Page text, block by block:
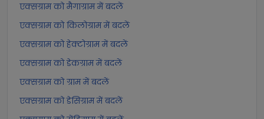
एक्सग्राम को मैगाग्राम में बदलें
एक्सग्राम को किलोग्राम में बदलें
एक्सग्राम को हेक्टोग्राम में बदलें
एक्सग्राम को डेकग्राम में बदलें
एक्सग्राम को ग्राम में बदलें
एक्सग्राम को डेसिग्राम में बदलें